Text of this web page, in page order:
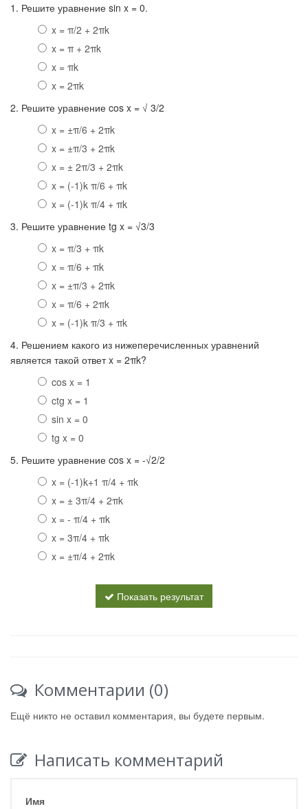
1. Решите уравнение sin x = 0.
x = π/2 + 2πk
x = π + 2πk
x = πk
x = 2πk
2. Решите уравнение cos x = √ 3/2
x = ±π/6 + 2πk
x = ±π/3 + 2πk
x = ± 2π/3 + 2πk
x = (-1)k π/6 + πk
x = (-1)k π/4 + πk
3. Решите уравнение tg x = √3/3
x = π/3 + πk
x = π/6 + πk
x = ±π/3 + 2πk
x = π/6 + 2πk
x = (-1)k π/3 + πk
4. Решением какого из нижеперечисленных уравнений
является такой ответ x = 2πk?
cos x = 1
ctg x = 1
sin x = 0
tg x = 0
5. Решите уравнение cos x = -√2/2
x = (-1)k+1 π/4 + πk
x = ± 3π/4 + 2πk
x = - π/4 + πk
x = 3π/4 + πk
x = ±π/4 + 2πk
Показать результат
Комментарии (0)
Ещё никто не оставил комментария, вы будете первым.
Написать комментарий
Имя